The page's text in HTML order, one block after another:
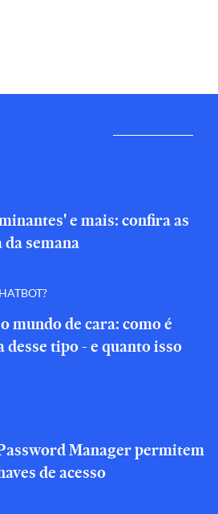
e mais: confira as
semana
mundo de cara: como é
tipo - e quanto isso
Manager permitem
de acesso